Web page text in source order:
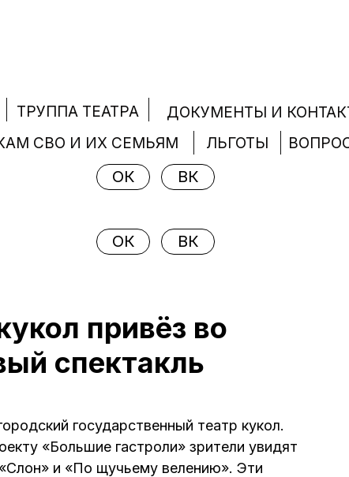
СВО И ИХ СЕМЬЯМ
ДОКУМЕНТЫ И
ВК
ОК
ТРУППА ТЕАТРА
ЛЬГОТЫ
ВК
ОК
привёз во
спектакль
государственный театр кукол.
«Большие гастроли» зрители увидят
и «По щучьему велению». Эти